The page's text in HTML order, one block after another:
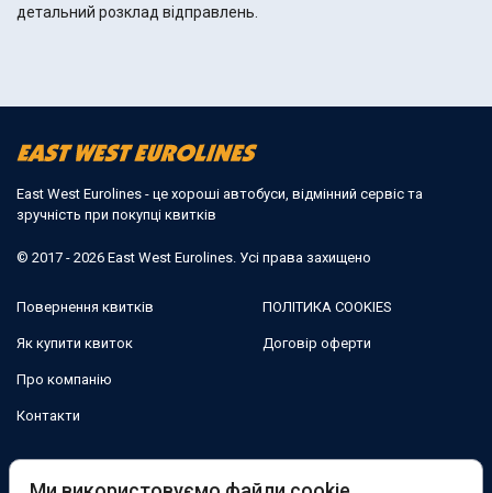
детальний розклад відправлень.
East West Eurolines - це хороші автобуси, відмінний сервіс та
зручність при покупці квитків
© 2017 - 2026 East West Eurolines. Усі права захищено
Повернення квитків
Як купити квиток
Про компанію
Контакти
ПОЛІТИКА COOKIES
Договір оферти